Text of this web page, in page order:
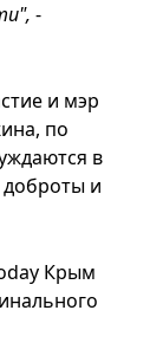
-
и мэр
по
в
и
Крым